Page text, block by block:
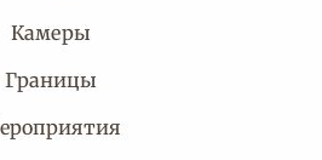
Камеры
Границы